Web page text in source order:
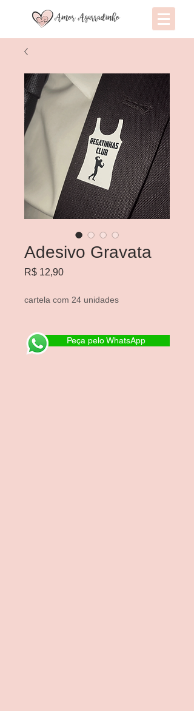
Adesivo Gravata
R$ 12,90Preço
cartela com 24 unidades
Peça pelo WhatsApp